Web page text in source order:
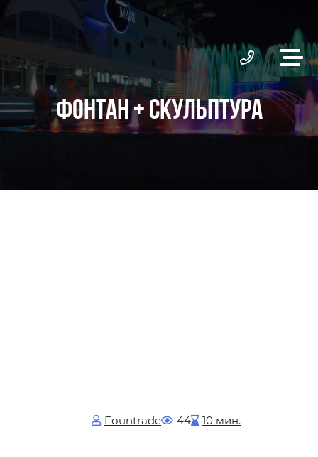
ФОНТАН + СКУЛЬПТУРА
Fоuntrade 44 10 мин.